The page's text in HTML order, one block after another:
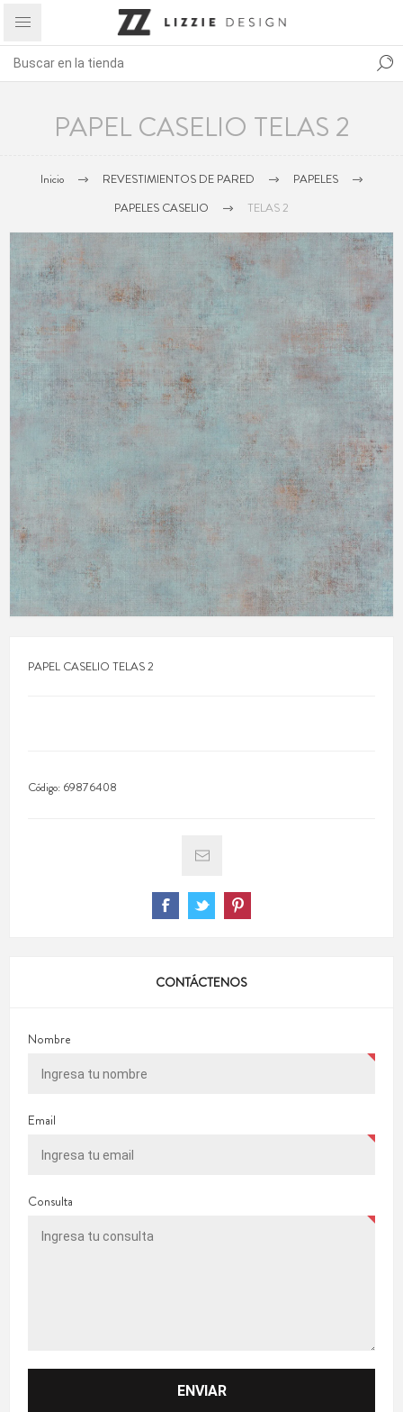
PAPEL CASELIO TELAS 2
Inicio REVESTIMIENTOS DE PARED
PAPELES
PAPELES CASELIO
TELAS 2
PAPEL CASELIO TELAS 2
Código: 69876408
CONTÁCTENOS
Nombre
Email
Consulta